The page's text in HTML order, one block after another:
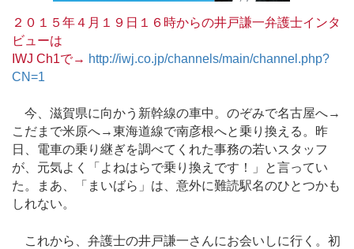
２０１５年４月１９日１６時からの井戸謙一弁護士インタ
ビューは
IWJ Ch1で→ http://iwj.co.jp/channels/main/channel.php?
CN=1
今、滋賀県に向かう新幹線の車中。のぞみで名古屋へ→
こだまで米原へ→東海道線で南彦根へと乗り換える。昨
日、電車の乗り継ぎを調べてくれた事務の若いスタッフ
が、元気よく「よねはらで乗り換えです！」と言ってい
た。まあ、「まいばら」は、意外に難読駅名のひとつかも
しれない。
これから、弁護士の井戸謙一さんにお会いしに行く。初